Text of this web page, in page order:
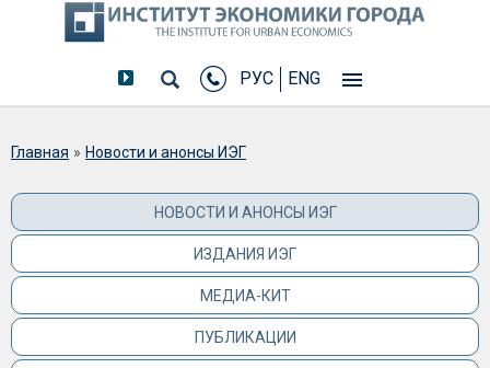
РУС ENG
Вы здесь
Главная » Новости и анонсы ИЭГ
НОВОСТИ И АНОНСЫ ИЭГ
ИЗДАНИЯ ИЭГ
МЕДИА-КИТ
ПУБЛИКАЦИИ